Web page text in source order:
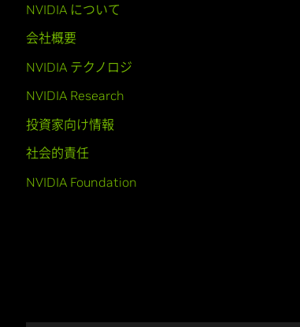
NVIDIA について
会社概要
NVIDIA テクノロジ
NVIDIA Research
投資家向け情報
社会的責任
NVIDIA Foundation